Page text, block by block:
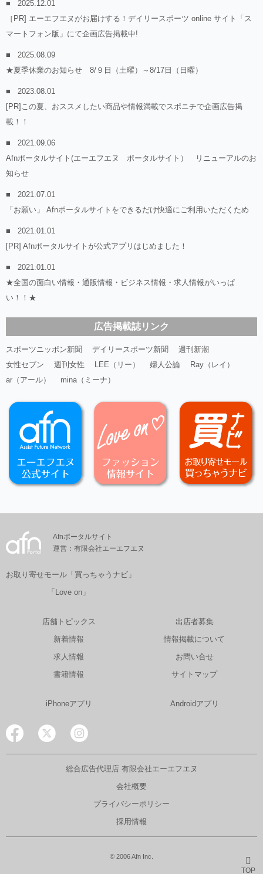
2025.12.01
［PR] エーエフエヌがお届けする！デイリースポーツ online サイト「ス
マートフォン版」にて企画広告掲載中!
2025.08.09
★夏季休業のお知らせ 8/９日（土曜）～8/17日（日曜）
2023.08.01
[PR]この夏、おススメしたい商品や情報満載でスポニチで企画広告掲
載！！
2021.09.06
Afnポータルサイト(エーエフエヌ ポータルサイト） リニューアルのお
知らせ
2021.07.01
「お願い」 Afnポータルサイトをできるだけ快適にご利用いただくため
2021.01.01
[PR] Afnポータルサイトが公式アプリはじめました！
2021.01.01
★全国の面白い情報・通販情報・ビジネス情報・求人情報がいっぱ
い！！★
広告掲載誌リンク
スポーツニッポン新聞 デイリースポーツ新聞
週刊新潮
女性セブン
週刊女性 LEE（リー） 婦人公論
Ray（レイ）
ar（アール）
mina（ミーナ）
TOP
Afnポータルサイト
運営：有限会社エーエフエヌ
お取り寄せモール「買っちゃうナビ」
「Love on」
店舗トピックス
新着情報
求人情報
書籍情報
出店者募集
情報掲載について
お問い合せ
サイトマップ
iPhoneアプリ Androidアプリ
総合広告代理店 有限会社エーエフエヌ
会社概要
プライバシーポリシー
採用情報
© 2006 Afn Inc.